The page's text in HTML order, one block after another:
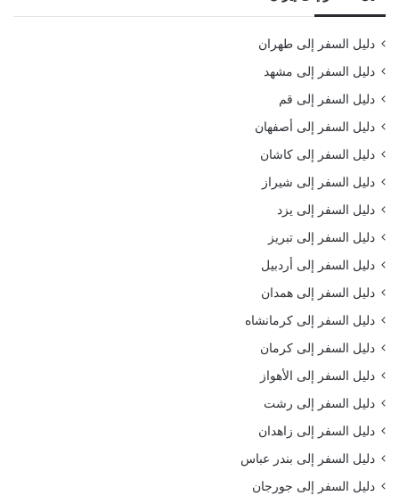
دليل السفر إلى طهران
دليل السفر إلى مشهد
دليل السفر إلى قم
دليل السفر إلى أصفهان
دليل السفر إلى كاشان
دليل السفر إلى شيراز
دليل السفر إلى يزد
دليل السفر إلى تبريز
دليل السفر إلى أردبيل
دليل السفر إلى همدان
دليل السفر إلى كرمانشاه
دليل السفر إلى كرمان
دليل السفر إلى الأهواز
دليل السفر إلى رشت
دليل السفر إلى زاهدان
دليل السفر إلى بندر عباس
دليل السفر إلى جورجان